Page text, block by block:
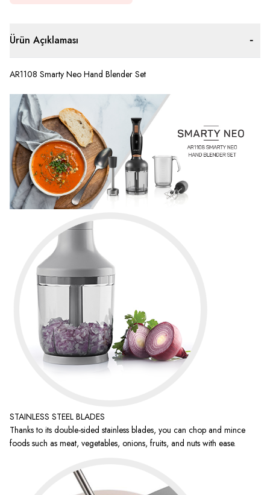
Ürün Açıklaması
AR1108 Smarty Neo Hand Blender Set
STAINLESS STEEL BLADES
Thanks to its double-sided stainless blades, you can chop and mince
foods such as meat, vegetables, onions, fruits, and nuts with ease.